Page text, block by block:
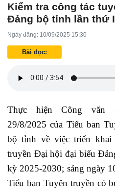
Kiểm tra công tác
Đảng bộ tỉnh lần thứ I
Ngày đăng: 10/09/2025 15:30
Bài đọc:
Thực hiện Công văn
29/8/2025 của Tiểu ban
bộ tỉnh về việc triển khai
truyền Đại hội đại biểu
kỳ 2025-2030; sáng ngày
Tiểu ban Tuyên truyền có